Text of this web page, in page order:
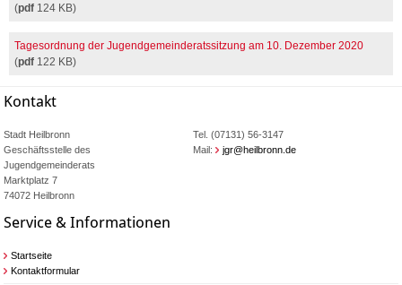
(pdf 124 KB)
Tagesordnung der Jugendgemeinderatssitzung am 10. Dezember 2020
(pdf 122 KB)
Kontakt
Stadt Heilbronn
Geschäftsstelle des
Jugendgemeinderats
Marktplatz 7
74072 Heilbronn
Tel. (07131) 56-3147
Mail:
jgr@heilbronn.de
Service & Informationen
Startseite
Kontaktformular